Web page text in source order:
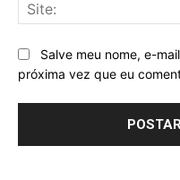
Salve meu nome, e-
próxima vez que eu